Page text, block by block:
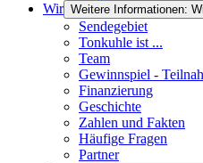
Wir Weitere Informationen:
Sendegebiet
Tonkuhle ist ...
Team
Gewinnspiel -
Finanzierung
Geschichte
Zahlen und Fakten
Häufige Fragen
Partner